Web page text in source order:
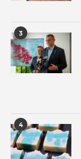
3
4